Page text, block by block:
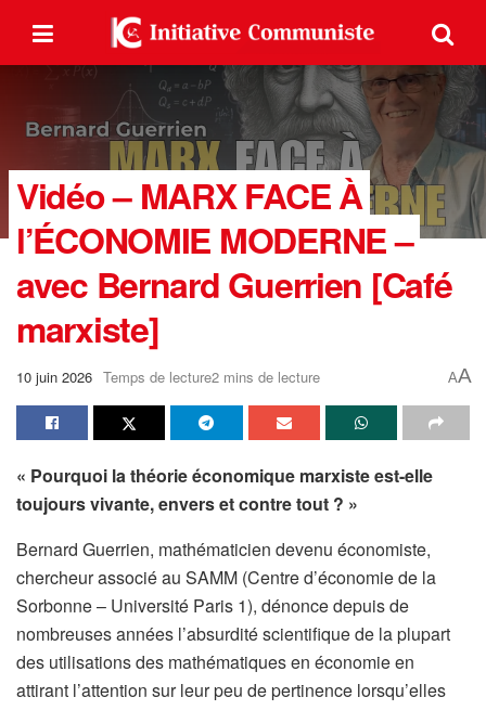
Vidéo – MARX FACE À
l’ÉCONOMIE MODERNE –
avec Bernard Guerrien [Café
marxiste]
10 juin 2026 Temps de lecture2 mins de lecture AA
« Pourquoi la théorie économique marxiste est-elle
toujours vivante, envers et contre tout ? »
Bernard Guerrien, mathématicien devenu économiste,
chercheur associé au SAMM (Centre d’économie de la
Sorbonne – Université Paris 1), dénonce depuis de
nombreuses années l’absurdité scientifique de la plupart
des utilisations des mathématiques en économie en
attirant l’attention sur leur peu de pertinence lorsqu’elles